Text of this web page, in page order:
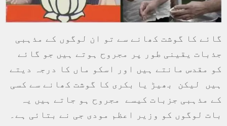
گائے کا گوشت کھانے سے تو ان لوگوں کے مذہبی
جذبات یقینی طور پر مجروح ہوتے ہیں جو گائے
کو مقدس مانتے ہیں اور اسکو ماں کا درجہ دیتے
ہیں لیکن بھیڑ یا بکری کا گوشت کھانے سے کسی
کے مذہبی جزبات کیسے مجروح ہو جاتے ہیں یہ
بات لوگوں کو وزیر اعظم مودی جی نے بتائی ہے۔